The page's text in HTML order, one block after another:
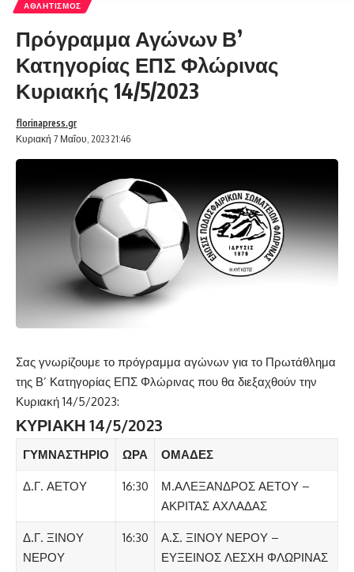
ΑΘΛΗΤΙΣΜΌΣ
Πρόγραμμα Αγώνων Β’
Κατηγορίας ΕΠΣ Φλώρινας
Κυριακής 14/5/2023
Κυριακή 7 Μαΐου, 2023 21:46
florinapress.gr
Σας γνωρίζουμε το πρόγραμμα αγώνων για το Πρωτάθλημα
της Β’ Κατηγορίας ΕΠΣ Φλώρινας που θα διεξαχθούν την
Κυριακή 14/5/2023:
ΚΥΡΙΑΚΗ 14/5/2023
ΓΥΜΝΑΣΤΗΡΙΟ ΩΡΑ ΟΜΑΔΕΣ
Δ.Γ. ΑΕΤΟΥ 16:30
Μ.ΑΛΕΞΑΝΔΡΟΣ ΑΕΤΟΥ –
ΑΚΡΙΤΑΣ ΑΧΛΑΔΑΣ
Δ.Γ. ΞΙΝΟΥ
ΝΕΡΟΥ
16:30
Α.Σ. ΞΙΝΟΥ ΝΕΡΟΥ –
ΕΥΞΕΙΝΟΣ ΛΕΣΧΗ ΦΛΩΡΙΝΑΣ